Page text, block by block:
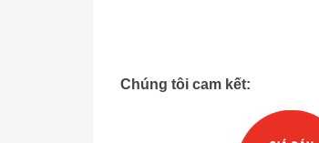
Chúng tôi cam kết: